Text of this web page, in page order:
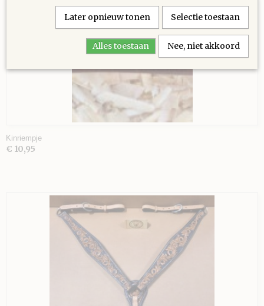
Kinriempje
€ 10,95
Later opnieuw tonen Selectie toestaan
Alles toestaan Nee, niet akkoord